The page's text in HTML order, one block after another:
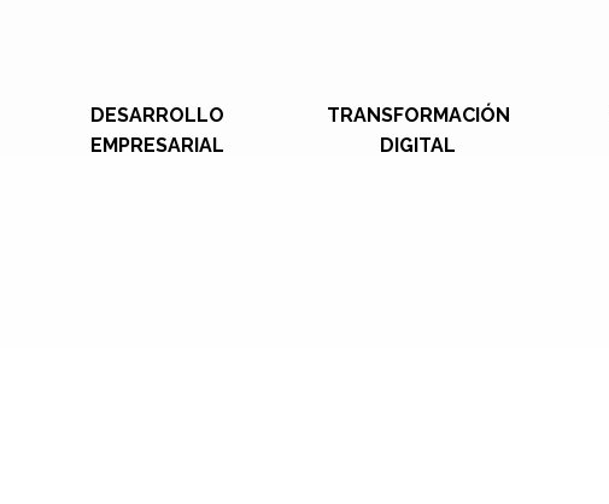
DESARROLLO
EMPRESARIAL
TRANSFORMACIÓN
DIGITAL